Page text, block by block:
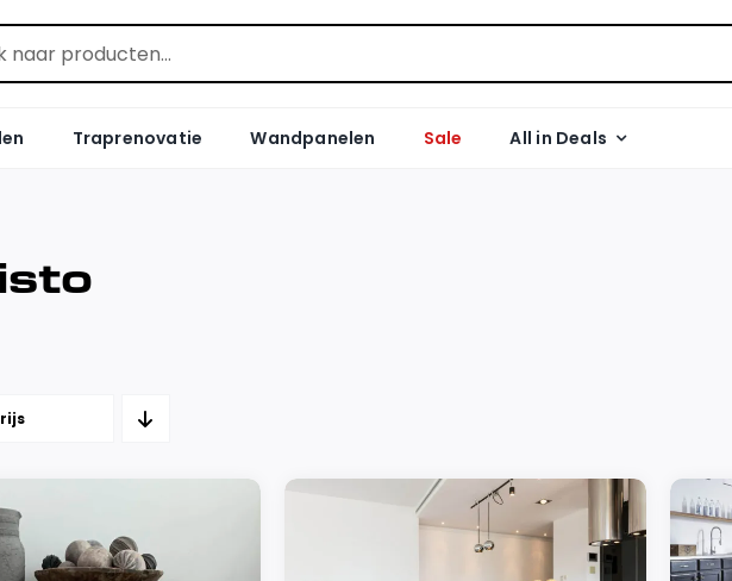
Traprenovatie Wandpanelen Sale All in Deals